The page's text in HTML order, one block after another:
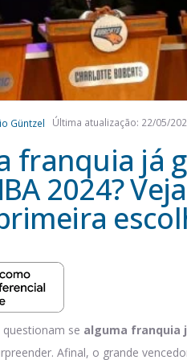
Güntzel Última atualização: 22/05/
franquia já
2024?
questionam se alguma franquia
Afinal, o grande